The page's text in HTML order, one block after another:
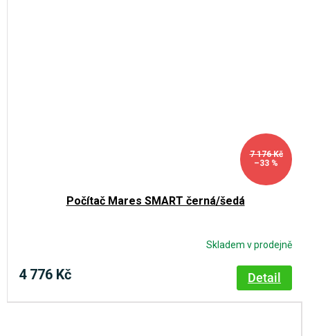
7 176 Kč
–33 %
Počítač Mares SMART černá/šedá
Skladem v prodejně
4 776 Kč Detail